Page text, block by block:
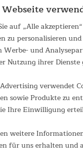
zieht eine
von 1,5
intelligente
mit 12
mit
in-One-Design
rutschfester Griff für
aus
von 40 × 21 × 21 cm
mit vielseitigen
Webseite
auf „Alle
zu personalisieren
Werbe- und
Nutzung ihrer Dienste
verwendet
sowie Produkte zu
Ihre Einwilligung
weitere
für uns erhalten und